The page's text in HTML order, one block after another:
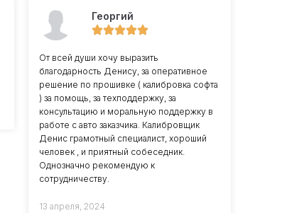
Георгий
От всей души хочу выразить
благодарность Денису, за оперативное
решение по прошивке ( калибровка софта
) за помощь, за техподдержку, за
консультацию и моральную поддержку в
работе с авто заказчика. Калибровщик
Денис грамотный специалист, хороший
человек , и приятный собеседник.
Однозначно рекомендую к
сотрудничеству.
13 апреля, 2024